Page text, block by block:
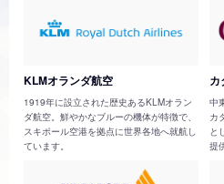
KLMオランダ航空
1919年に設立された歴史あるKLMオラン
ダ航空。鮮やかなブルーの機体が特徴で、
スキポール空港を拠点に世界各地へ就航し
ています。
カ
中
カ
と
提